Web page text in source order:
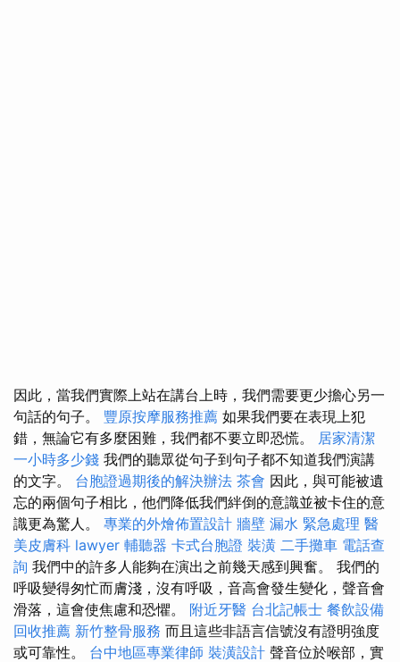
因此，當我們實際上站在講台上時，我們需要更少擔心另一
句話的句子。 豐原按摩服務推薦 如果我們要在表現上犯
錯，無論它有多麼困難，我們都不要立即恐慌。 居家清潔
一小時多少錢 我們的聽眾從句子到句子都不知道我們演講
的文字。 台胞證過期後的解決辦法 茶會 因此，與可能被遺
忘的兩個句子相比，他們降低我們絆倒的意識並被卡住的意
識更為驚人。 專業的外燴佈置設計 牆壁 漏水 緊急處理 醫
美皮膚科 lawyer 輔聽器 卡式台胞證 裝潢 二手攤車 電話查
詢 我們中的許多人能夠在演出之前幾天感到興奮。 我們的
呼吸變得匆忙而膚淺，沒有呼吸，音高會發生變化，聲音會
滑落，這會使焦慮和恐懼。 附近牙醫 台北記帳士 餐飲設備
回收推薦 新竹整骨服務 而且這些非語言信號沒有證明強度
或可靠性。 台中地區專業律師 裝潢設計 聲音位於喉部，實